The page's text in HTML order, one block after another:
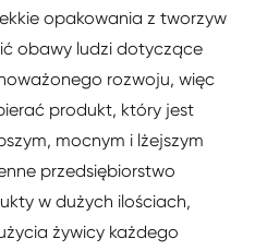
opakowania z tworzyw
obawy ludzi dotyczące
rozwoju, więc
produkt, który jest
mocnym i lżejszym
przedsiębiorstwo
w dużych ilościach,
żywicy każdego